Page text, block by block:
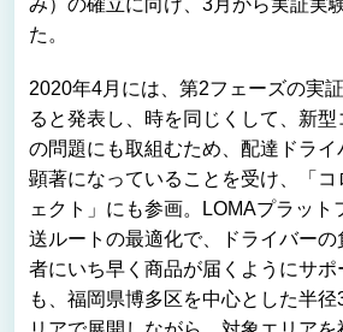
み）の確立に向け、3月から実証実
た。
2020年4月には、第2フェーズの実
ると発表し、時を同じくして、新
の問題にも取組むため、配達ドラ
顕著になっていることを受け、「
ェクト」にも参画。LOMAプラット
送ルートの最適化で、ドライバー
者にいち早く商品が届くようにサポ
も、福岡県博多区を中心とした半